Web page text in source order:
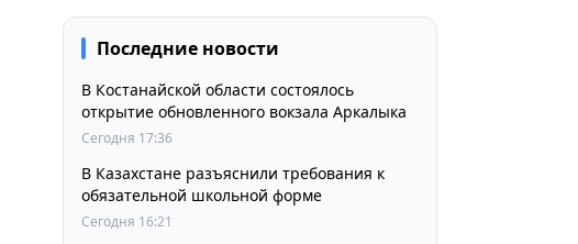
Последние новости
В Костанайской области состоялось
открытие обновленного вокзала Аркалыка
Сегодня 17:36
В Казахстане разъяснили требования к
обязательной школьной форме
Сегодня 16:21